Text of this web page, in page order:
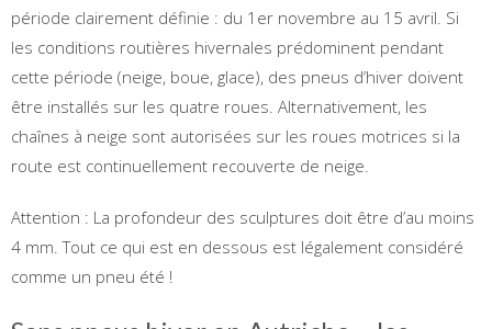
période clairement définie : du 1er novembre au 15 avril. Si
les conditions routières hivernales prédominent pendant
cette période (neige, boue, glace), des pneus d’hiver doivent
être installés sur les quatre roues. Alternativement, les
chaînes à neige sont autorisées sur les roues motrices si la
route est continuellement recouverte de neige.
Attention : La profondeur des sculptures doit être d’au moins
4 mm. Tout ce qui est en dessous est légalement considéré
comme un pneu été !